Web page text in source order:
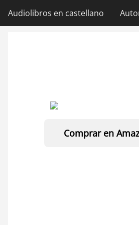
Navegación
Audiolibros en castellano
Comprar en